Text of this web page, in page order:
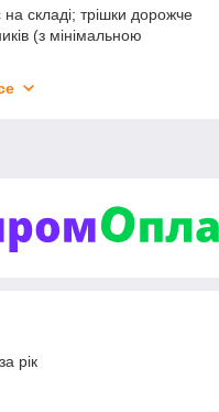
складі; трішки дорожче
(з мінімальною
на імейл або дзвоніть на
та зменшувати товари
побажаннями до нашого
героїчного народу України,
рік